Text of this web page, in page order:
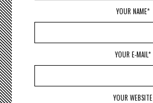
YOUR NAME*
YOUR E-MAIL*
YOUR WEBSITE